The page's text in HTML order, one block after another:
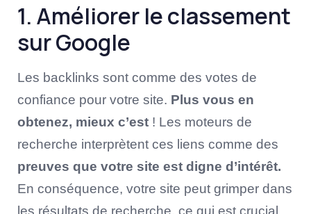
1. Améliorer le classement
sur Google
Les backlinks sont comme des votes de
confiance pour votre site. Plus vous en
obtenez, mieux c’est ! Les moteurs de
recherche interprètent ces liens comme des
preuves que votre site est digne d’intérêt.
En conséquence, votre site peut grimper dans
les résultats de recherche, ce qui est crucial